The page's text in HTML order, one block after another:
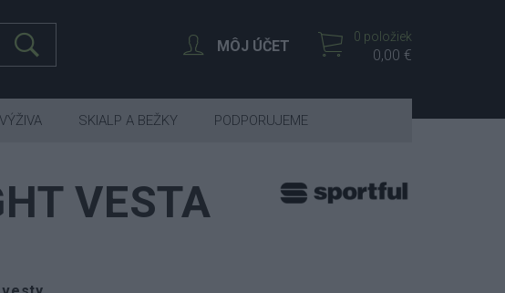
VESTA
0 položiek
0,00 €
MÔJ ÚČET
VÝŽIVA SKIALP A BEŽKY PODPORUJEME